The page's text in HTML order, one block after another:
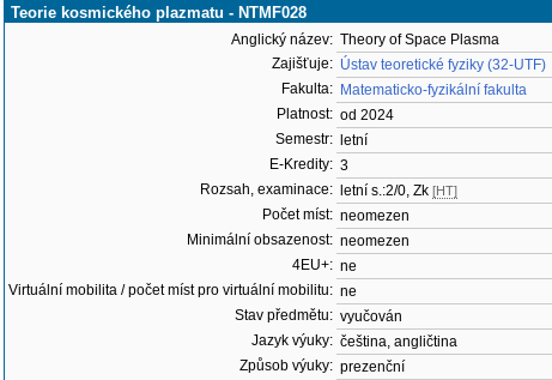
Teorie kosmického plazmatu - NTMF028
Anglický název: Theory of Space Plasma
Zajišťuje: Ústav teoretické fyziky (32-UTF)
Fakulta: Matematicko-fyzikální fakulta
Platnost: od 2024
Semestr:
letní
E-Kredity: 3
Rozsah, examinace:
letní s.:2/0, Zk [HT]
Počet míst: neomezen
Minimální obsazenost: neomezen
4EU+: ne
Virtuální mobilita / počet míst pro virtuální mobilitu: ne
Stav předmětu: vyučován
Jazyk výuky: čeština, angličtina
Způsob výuky: prezenční